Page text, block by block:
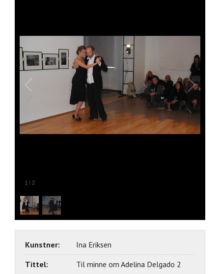
1 / 2
Kunstner:
Ina Eriksen
Tittel:
Til minne om Adelina Delgado 2